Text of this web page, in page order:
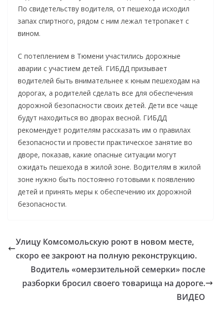
По свидетельству водителя, от пешехода исходил
запах спиртного, рядом с ним лежал тетропакет с
вином.
С потеплением в Тюмени участились дорожные
аварии с участием детей. ГИБДД призывает
водителей быть внимательнее к юным пешеходам на
дорогах, а родителей сделать все для обеспечения
дорожной безопасности своих детей. Дети все чаще
будут находиться во дворах весной. ГИБДД
рекомендует родителям рассказать им о правилах
безопасности и провести практическое занятие во
дворе, показав, какие опасные ситуации могут
ожидать пешехода в жилой зоне. Водителям в жилой
зоне нужно быть постоянно готовыми к появлению
детей и принять меры к обеспечению их дорожной
безопасности.
Улицу Комсомольскую роют в новом месте,
скоро ее закроют на полную реконструкцию.
Водитель «омерзительной семерки» после
разборки бросил своего товарища на дороге.
ВИДЕО